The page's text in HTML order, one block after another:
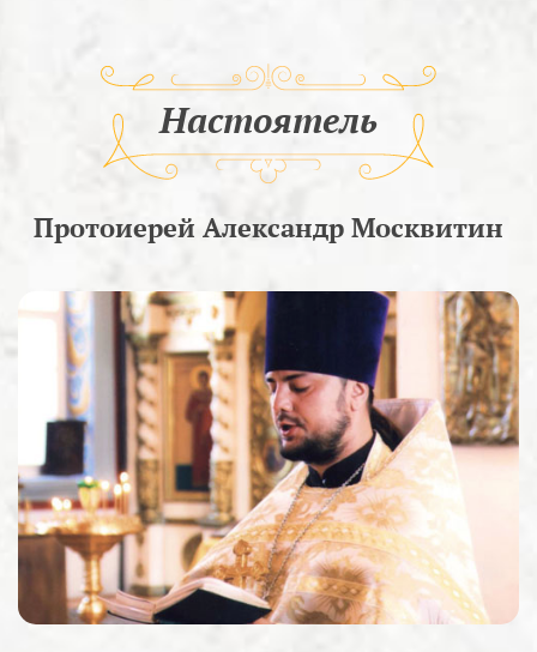
Настоятель
Протоиерей Александр Москвитин